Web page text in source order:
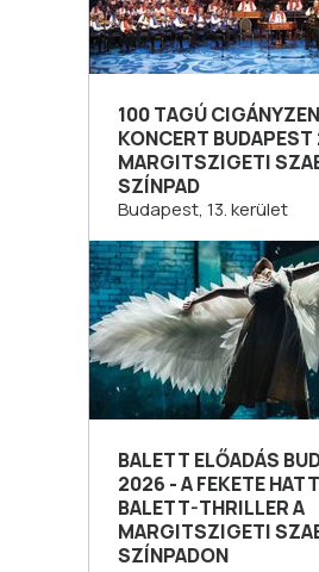
100 TAGÚ
KONCERT
MARGITSZIGETI
SZÍNPAD
Budapest, 13. kerület
BALETT ELŐADÁS
2026 - A FEKETE
BALETT-THRILLER A
MARGITSZIGETI
SZÍNPADON